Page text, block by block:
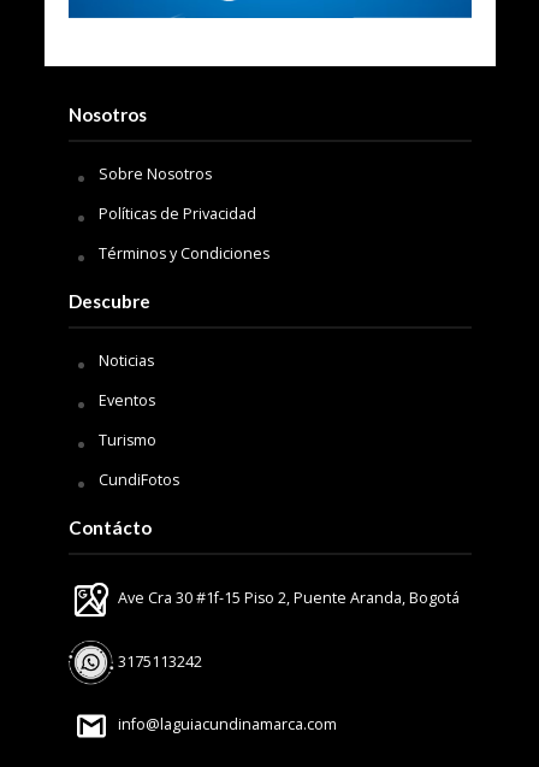
Nosotros
Sobre Nosotros
Políticas de Privacidad
Términos y Condiciones
Descubre
Noticias
Eventos
Turismo
CundiFotos
Contácto
Ave Cra 30 #1f-15 Piso 2, Puente Aranda, Bogotá
3175113242
info@laguiacundinamarca.com